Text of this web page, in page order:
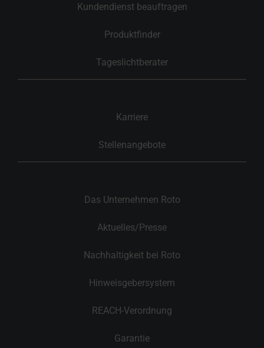
Kundendienst beauftragen
Produktfinder
Tageslichtberater
Karriere
Stellenangebote
Das Unternehmen Roto
Aktuelles/Presse
Nachhaltigkeit bei Roto
Hinweisgebersystem
REACH-Verordnung
Garantie